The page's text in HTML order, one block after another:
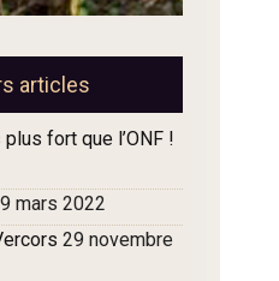
articles
fort que l’ONF !
mars 2022
29 novembre